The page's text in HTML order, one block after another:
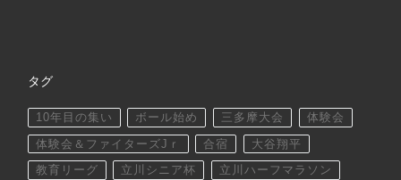
タグ
10年目の集い ボール始め 三多摩大会 体験会
体験会＆ファイターズJｒ 合宿 大谷翔平
教育リーグ 立川シニア杯 立川ハーフマラソン